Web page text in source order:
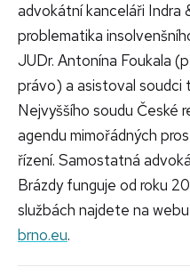
advokátní kanceláři
problematika
JUDr. Antonína Foukala
právo) a asistoval soudci
Nejvyššího soudu České
agendu mimořádných
řízení. Samostatná
Brázdy funguje od roku
službách najdete na webu
brno.eu.